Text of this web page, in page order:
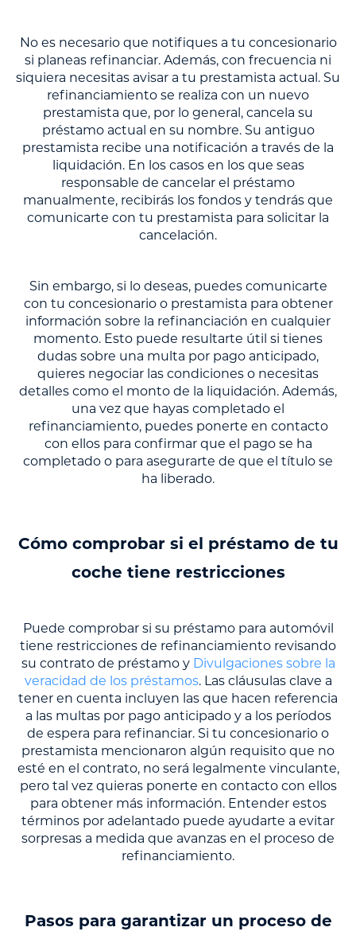
No es necesario que notifiques a tu concesionario
si planeas refinanciar. Además, con frecuencia ni
siquiera necesitas avisar a tu prestamista actual. Su
refinanciamiento se realiza con un nuevo
prestamista que, por lo general, cancela su
préstamo actual en su nombre. Su antiguo
prestamista recibe una notificación a través de la
liquidación. En los casos en los que seas
responsable de cancelar el préstamo
manualmente, recibirás los fondos y tendrás que
comunicarte con tu prestamista para solicitar la
cancelación.
Sin embargo, si lo deseas, puedes comunicarte
con tu concesionario o prestamista para obtener
información sobre la refinanciación en cualquier
momento. Esto puede resultarte útil si tienes
dudas sobre una multa por pago anticipado,
quieres negociar las condiciones o necesitas
detalles como el monto de la liquidación. Además,
una vez que hayas completado el
refinanciamiento, puedes ponerte en contacto
con ellos para confirmar que el pago se ha
completado o para asegurarte de que el título se
ha liberado.
Cómo comprobar si el préstamo de tu
coche tiene restricciones
Puede comprobar si su préstamo para automóvil
tiene restricciones de refinanciamiento revisando
su contrato de préstamo y Divulgaciones sobre la
veracidad de los préstamos. Las cláusulas clave a
tener en cuenta incluyen las que hacen referencia
a las multas por pago anticipado y a los períodos
de espera para refinanciar. Si tu concesionario o
prestamista mencionaron algún requisito que no
esté en el contrato, no será legalmente vinculante,
pero tal vez quieras ponerte en contacto con ellos
para obtener más información. Entender estos
términos por adelantado puede ayudarte a evitar
sorpresas a medida que avanzas en el proceso de
refinanciamiento.
Pasos para garantizar un proceso de